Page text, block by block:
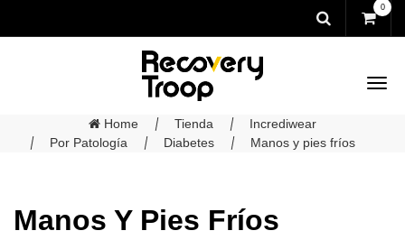
0
Home Tienda
Incrediwear
Por Patología
Diabetes Manos y pies fríos
Manos Y Pies Fríos